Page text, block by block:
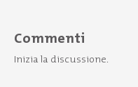
Commenti
Inizia la discussione.